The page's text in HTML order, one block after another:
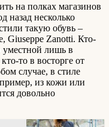
на полках магазинов
назад несколько
такую обувь –
Giuseppe Zanotti. Кто-
уместной лишь в
то в восторге от
случае, в стиле
из кожи или
довольно